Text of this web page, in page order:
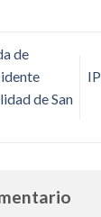
de
de San